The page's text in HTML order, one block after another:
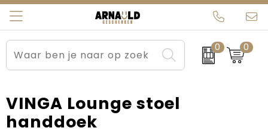
0 0
Relatiegeschenken
Sportkleding
Werkkleding
Beurs en Evenementen
Brievenbuspakketten
Carnaval
Arnauld Kerstpakketten
MijnEigenKadootje
Ons team
Contact
Blogs
VINGA Lounge stoel
handdoek